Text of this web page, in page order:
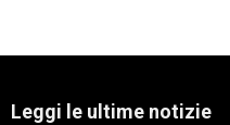
Leggi le ultime notizie